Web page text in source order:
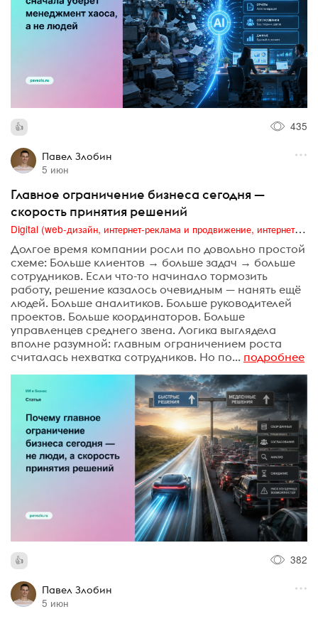
435
Павел Злобин
5 июн
Главное ограничение бизнеса сегодня —
скорость принятия решений
Digital (web-дизайн, интернет-реклама и продвижение, интернет-сообщества и блоги, интернет-коммуникации, мобильный маркетинг, реклама на цифровых экранах)
Долгое время компании росли по довольно простой
схеме: Больше клиентов → больше задач → больше
сотрудников. Если что-то начинало тормозить
работу, решение казалось очевидным — нанять ещё
людей. Больше аналитиков. Больше руководителей
проектов. Больше координаторов. Больше
управленцев среднего звена. Логика выглядела
вполне разумной: главным ограничением роста
считалась нехватка сотрудников. Но по... подробнее
382
Павел Злобин
5 июн